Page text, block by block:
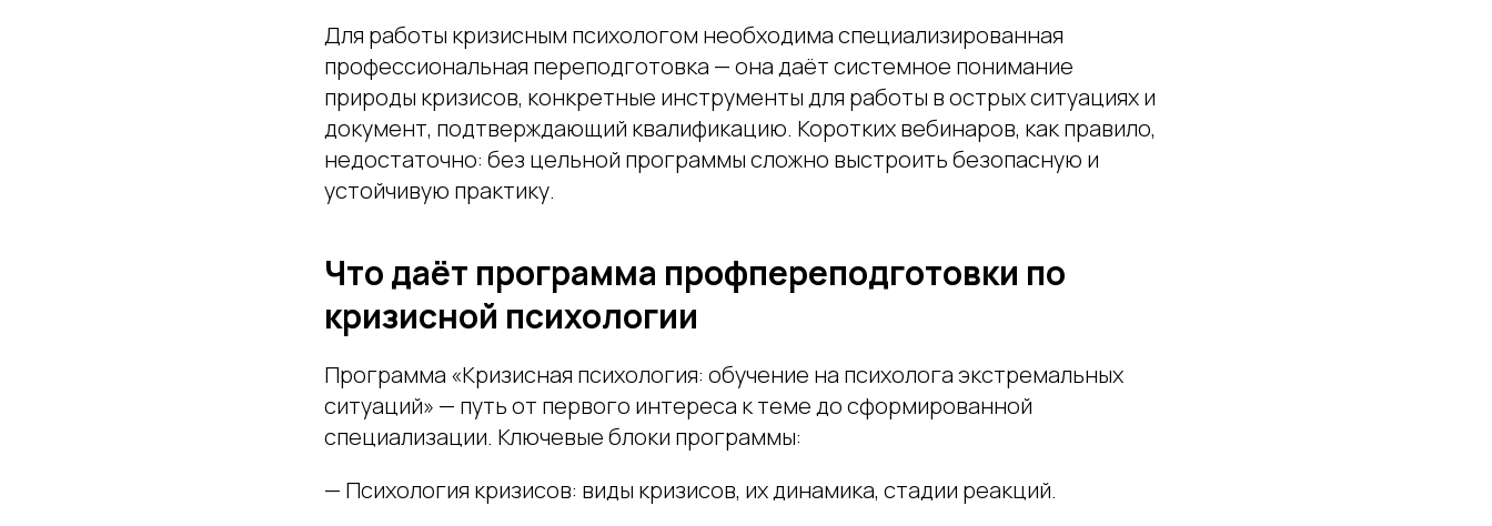
Для работы кризисным психологом необходима специализированная
профессиональная переподготовка — она даёт системное понимание
природы кризисов, конкретные инструменты для работы в острых ситуациях и
документ, подтверждающий квалификацию. Коротких вебинаров, как правило,
недостаточно: без цельной программы сложно выстроить безопасную и
устойчивую практику.
Что даёт программа профпереподготовки по
кризисной психологии
Программа «Кризисная психология: обучение на психолога экстремальных
ситуаций» — путь от первого интереса к теме до сформированной
специализации. Ключевые блоки программы:
— Психология кризисов: виды кризисов, их динамика, стадии реакций.